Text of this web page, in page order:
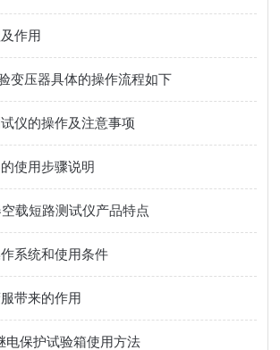
作用
变压器具体的操作流程如下
仪的操作及注意事项
使用步骤说明
载短路测试仪产品特点
系统和使用条件
带来的作用
电保护试验箱使用方法